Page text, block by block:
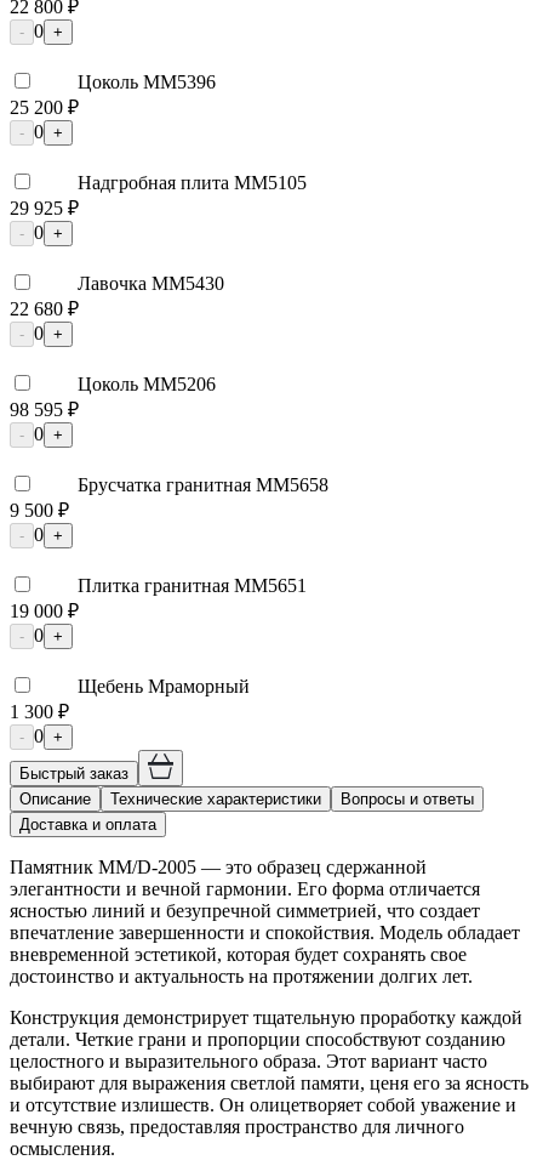
22 800 ₽
- 0 +
Цоколь ММ5396
25 200 ₽
- 0 +
Надгробная плита ММ5105
29 925 ₽
- 0 +
Лавочка ММ5430
22 680 ₽
- 0 +
Цоколь ММ5206
98 595 ₽
- 0 +
Брусчатка гранитная ММ5658
9 500 ₽
- 0 +
Плитка гранитная ММ5651
19 000 ₽
- 0 +
Щебень Мраморный
1 300 ₽
- 0 +
Быстрый заказ
Описание
Технические характеристики
Вопросы и ответы
Доставка и оплата
Памятник ММ/D-2005 — это образец сдержанной
элегантности и вечной гармонии. Его форма отличается
ясностью линий и безупречной симметрией, что создает
впечатление завершенности и спокойствия. Модель обладает
вневременной эстетикой, которая будет сохранять свое
достоинство и актуальность на протяжении долгих лет.
Конструкция демонстрирует тщательную проработку каждой
детали. Четкие грани и пропорции способствуют созданию
целостного и выразительного образа. Этот вариант часто
выбирают для выражения светлой памяти, ценя его за ясность
и отсутствие излишеств. Он олицетворяет собой уважение и
вечную связь, предоставляя пространство для личного
осмысления.